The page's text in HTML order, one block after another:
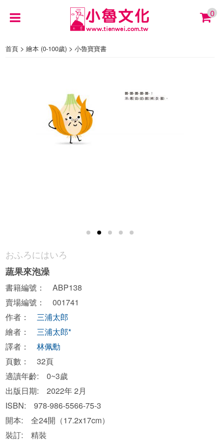
0
首頁 >繪本 (0-100歲) >小魯寶寶書
おふろにはいろ
蔬果來泡澡
書籍編號： ABP138
賣場編號： 001741
作者： 三浦太郎
繪者： 三浦太郎*
譯者：林佩勳
頁數： 32頁
適讀年齡: 0~3歲
出版日期: 2022年 2月
ISBN: 978-986-5566-75-3
開本: 全24開（17.2x17cm）
裝訂: 精裝